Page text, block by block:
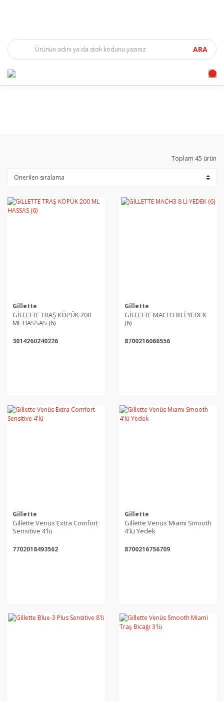
ARA
Toplam 45 ürün
Gillette
GİLLETTE TRAŞ KÖPÜK 200
ML HASSAS (6)
3014260240226
Gillette
GİLLETTE MACH3 8 Lİ YEDEK
(6)
8700216066556
Gillette
Gillette Venüs Extra Comfort
Sensitive 4'lü
7702018493562
Gillette
Gillette Venüs Mıamı Smooth
4'lü Yedek
8700216756709